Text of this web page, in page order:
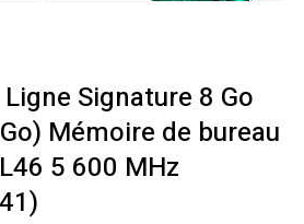
Signature 8 Go
Mémoire de bureau
5 600 MHz